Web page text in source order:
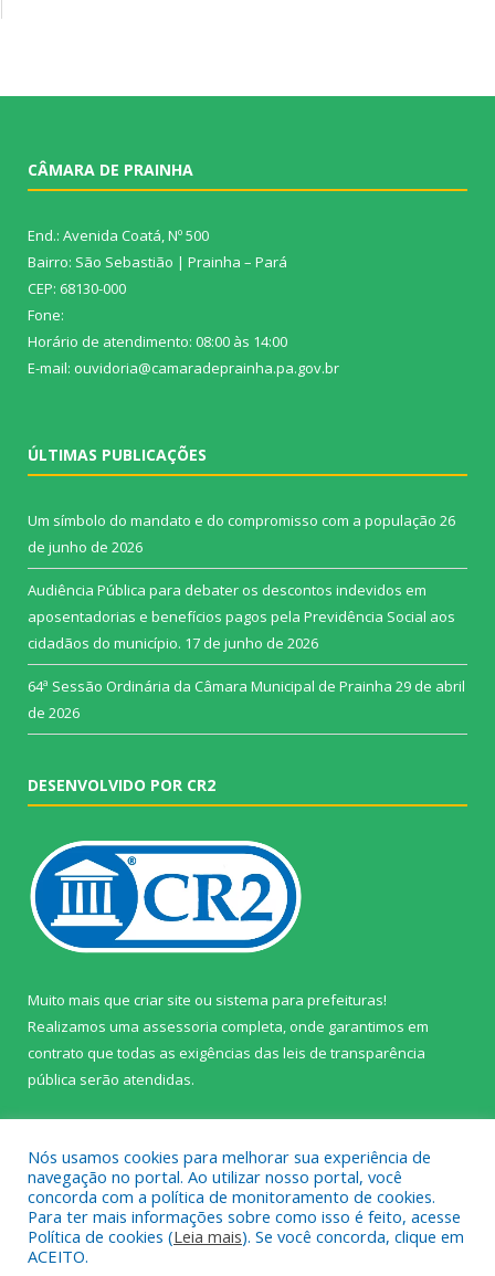
CÂMARA DE PRAINHA
End.: Avenida Coatá, Nº 500
Bairro: São Sebastião | Prainha – Pará
CEP: 68130-000
Fone:
Horário de atendimento: 08:00 às 14:00
E-mail: ouvidoria@camaradeprainha.pa.gov.br
ÚLTIMAS PUBLICAÇÕES
Um símbolo do mandato e do compromisso com a população 26
de junho de 2026
Audiência Pública para debater os descontos indevidos em
aposentadorias e benefícios pagos pela Previdência Social aos
cidadãos do município. 17 de junho de 2026
64ª Sessão Ordinária da Câmara Municipal de Prainha 29 de abril
de 2026
DESENVOLVIDO POR CR2
Muito mais que criar site ou sistema para prefeituras!
Realizamos uma assessoria completa, onde garantimos em
contrato que todas as exigências das leis de transparência
pública serão atendidas.
Todos os direitos reservados a Câmara Municipal de Prainha.
Nós usamos cookies para melhorar sua experiência de
navegação no portal. Ao utilizar nosso portal, você
concorda com a política de monitoramento de cookies.
Para ter mais informações sobre como isso é feito, acesse
Política de cookies (Leia mais). Se você concorda, clique em
ACEITO.